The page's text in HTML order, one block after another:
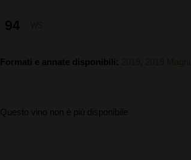
94
Formati e annate disponibili:
Questo vino non è più disponibile